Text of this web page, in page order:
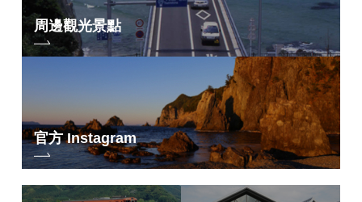
周邊觀光景點
官方 Instagram